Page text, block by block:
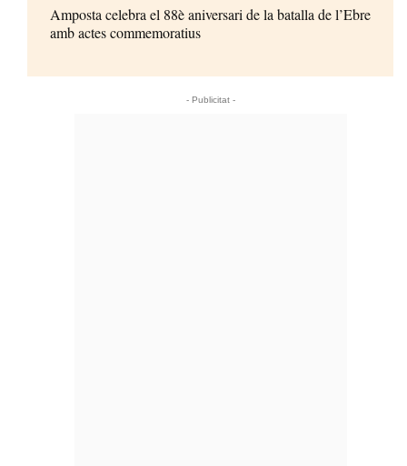
Amposta celebra el 88è aniversari de la batalla de l’Ebre
amb actes commemoratius
- Publicitat -